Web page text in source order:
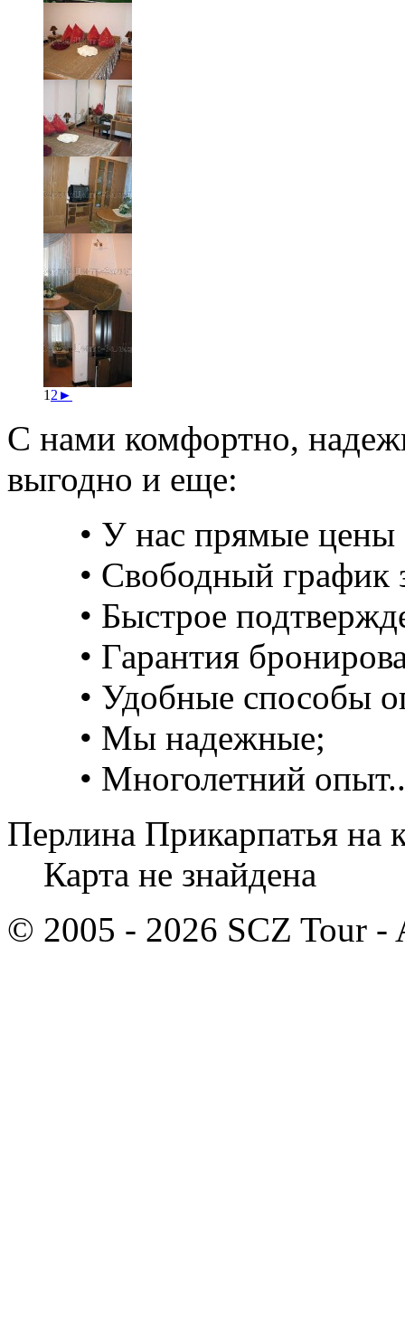
1 2 ►
С нами комфортно,
выгодно и еще:
• У нас прямые цены
• Свободный график
• Быстрое
• Гарантия
• Удобные способы
• Мы надежные;
• Многолетний
Перлина Прикарпатья на
Карта не знайдена
© 2005 - 2026 SCZ Tour -